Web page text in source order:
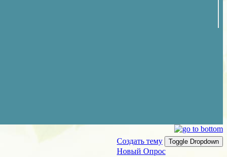
Создать тему
Toggle Dropdown
Новый Опрос